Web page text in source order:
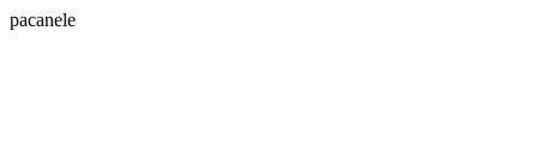
pacanele